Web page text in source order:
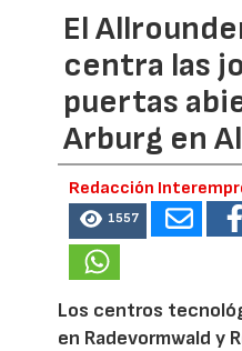
El
centra las
puertas
Arburg en
Redacción
1557
Los centros
en Radevormwald y